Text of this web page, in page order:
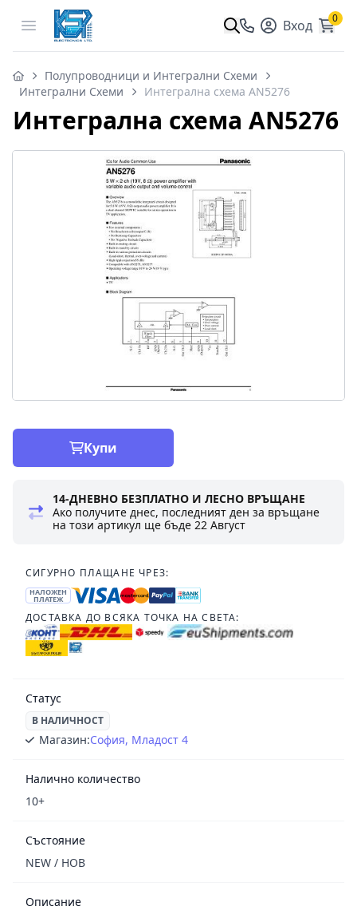
Open menu Вход 0
Полупроводници и Интегрални Схеми
Интегрални Схеми
Интегрална схема AN5276
Интегрална схема AN5276
Купи
14-ДНЕВНО БЕЗПЛАТНО И ЛЕСНО ВРЪЩАНЕ
Ако получите днес, последният ден за връщане
на този артикул ще бъде22 Август
СИГУРНО ПЛАЩАНЕ ЧРЕЗ:
НАЛОЖЕН
ПЛАТЕЖ
ДОСТАВКА ДО ВСЯКА ТОЧКА НА СВЕТА:
Статус
В НАЛИЧНОСТ
Магазин:София, Младост 4
Налично количество
10+
Състояние
NEW / НОВ
Описание